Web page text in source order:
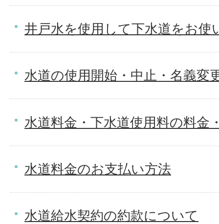
井戸水を使用して下水道をお使
水道の使用開始・中止・名義変
水道料金・下水道使用料の料金
水道料金のお支払い方法
水道給水契約の約款について